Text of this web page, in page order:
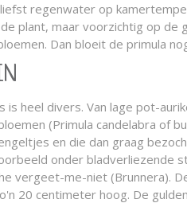
regenwater op
plant, maar voorzichtig op
Dan bloeit de primula
heel divers. Van lage pot-
(Primula candelabra of
en die dan graag
onder bladverliezende
vergeet-me-niet (Brunnera).
20 centimeter hoog. De